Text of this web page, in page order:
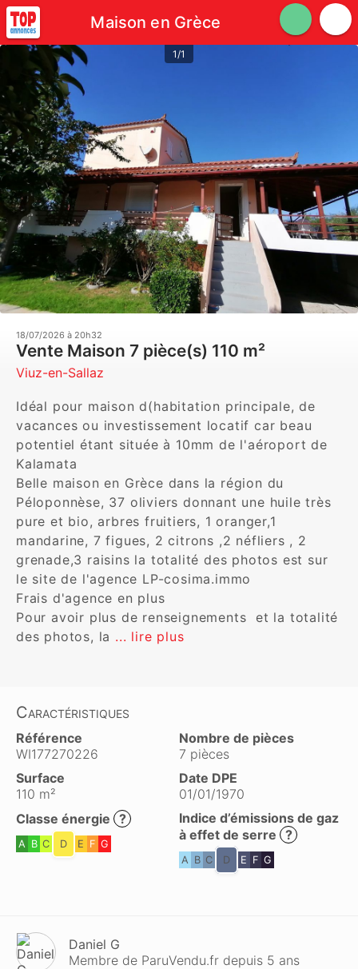
Maison en Grèce
1/1
18/07/2026 à 20h32
Vente Maison 7 pièce(s) 110 m²
Viuz-en-Sallaz
Idéal pour maison d(habitation principale, de
vacances ou investissement locatif car beau
potentiel étant située à 10mm de l'aéroport de
Kalamata
Belle maison en Grèce dans la région du
Péloponnèse, 37 oliviers donnant une huile très
pure et bio, arbres fruitiers, 1 oranger,1
mandarine, 7 figues, 2 citrons ,2 néfliers , 2
grenade,3 raisins la totalité des photos est sur
le site de l'agence LP-cosima.immo
Frais d'agence en plus
Pour avoir plus de renseignements  et la totalité
des photos, la ... lire plus
Caractéristiques
Référence
WI177270226
Nombre de pièces
7 pièces
Surface
110 m²
Date DPE
01/01/1970
Classe énergie ?
A B C D E F G
Indice d’émissions de gaz
à effet de serre ?
A B C D E F G
Daniel G
Membre de ParuVendu.fr depuis 5 ans